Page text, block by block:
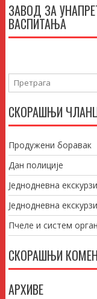
ЗАВОД ЗА
ВАСПИТАЊА
СКОРАШЊИ
Продужени боравак
Дан полиције
Једнодневна
Једнодневна
Пчеле и систем
СКОРАШЊИ
АРХИВЕ